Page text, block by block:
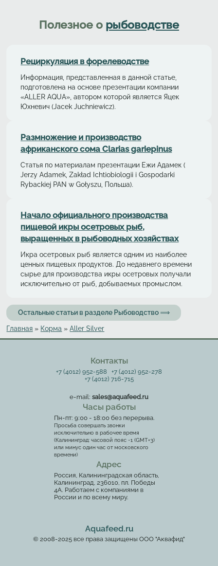
Полезное о рыбоводстве
Рециркуляция в форелeводстве
Информация, представленная в данной статье,
подготовлена на основе презентации компании
«ALLER AQUA», автором которой является Яцек
Юхневич (Jacek Juchniewicz).
Размножение и производство
африканского сома Clarias gariepinus
Статья по материалам презентации Ежи Адамек (
Jerzy Adamek, Zakład Ichtiobiologii i Gospodarki
Rybackiej PAN w Gołyszu, Польша).
Начало официального производства
пищевой икры осетровых рыб,
выращенных в рыбоводных хозяйствах
Икра осетровых рыб является одним из наиболее
ценных пищевых продуктов. До недавнего времени
сырье для производства икры осетровых получали
исключительно от рыб, добываемых промыслом.
Остальные статьи в разделе Рыбоводство ⟹
Вы здесь
Главная » Корма »Aller Silver
Контакты
+7 (4012) 952-588
+7 (4012) 952-278
+7 (4012) 716-715
e-mail: sales@aquafeed.ru
Часы работы
Пн-пт: 9:00 - 18:00 без перерыва.
Просьба совершать звонки
исключительно в рабочее время
(Калининград: часовой пояс -1 (GMT+3)
или минус один час от московского
времени)
Адрес
Россия, Калининградская область,
Калининград, 236010, пл. Победы
4А. Работаем с компаниями в
России и по всему миру.
Aquafeed.ru
© 2008-2025 все права защищены ООО "Аквафид"